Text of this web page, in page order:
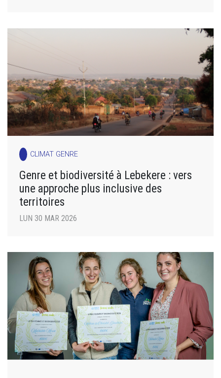
CLIMAT GENRE
Genre et biodiversité à Lebekere : vers
une approche plus inclusive des
territoires
LUN 30 MAR 2026